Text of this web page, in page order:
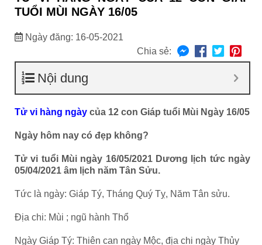
TUỔI MÙI NGÀY 16/05
Ngày đăng: 16-05-2021
Chia sẻ:
Nội dung
Tử vi hàng ngày của 12 con Giáp tuổi Mùi Ngày 16/05
Ngày hôm nay có đẹp không?
Tử vi tuổi Mùi ngày 16/05/2021 Dương lịch tức ngày
05/04/2021 âm lịch năm Tân Sửu.
Tức là ngày: Giáp Tý, Tháng Quý Tỵ, Năm Tân sửu.
Địa chi: Mùi ; ngũ hành Thổ
Ngày Giáp Tý: Thiên can ngày Mộc, địa chi ngày Thủy